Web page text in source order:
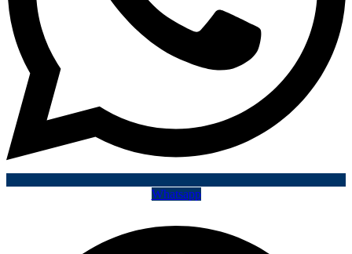
Whatsapp